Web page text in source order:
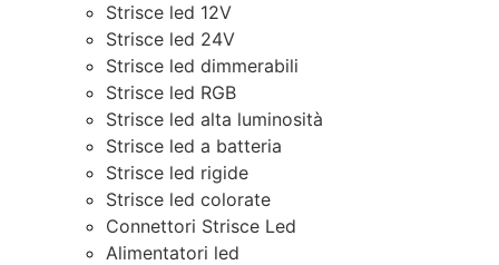
Strisce led 12V
Strisce led 24V
Strisce led dimmerabili
Strisce led RGB
Strisce led alta luminosità
Strisce led a batteria
Strisce led rigide
Strisce led colorate
Connettori Strisce Led
Alimentatori led